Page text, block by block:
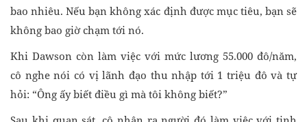
bao nhiêu. Nếu bạn không xác định được mục tiêu, bạn sẽ
không bao giờ chạm tới nó.
Khi Dawson còn làm việc với mức lương 55.000 đô/năm,
cô nghe nói có vị lãnh đạo thu nhập tới 1 triệu đô và tự
hỏi: “Ông ấy biết điều gì mà tôi không biết?”